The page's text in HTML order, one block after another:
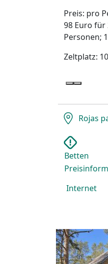
Preis: pro
98 Euro für
Personen;
Zeltplatz:
Rojas
Betten
Internet